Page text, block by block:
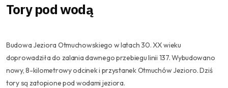
Tory pod wodą
Budowa Jeziora Otmuchowskiego w latach 30. XX wieku
doprowadziła do zalania dawnego przebiegu linii 137. Wybudowano
nowy, 8-kilometrowy odcinek i przystanek Otmuchów Jezioro. Dziś
tory są zatopione pod wodami jeziora.